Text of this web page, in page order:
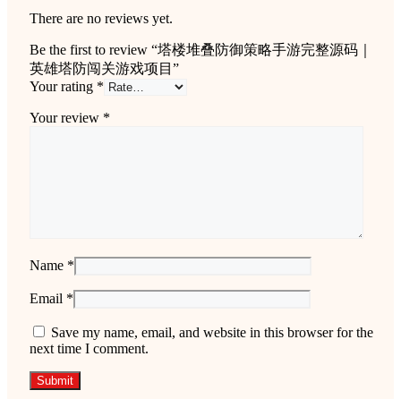
There are no reviews yet.
Be the first to review “塔楼堆叠防御策略手游完整源码｜
英雄塔防闯关游戏项目”
Your rating *
Your review *
Name *
Email *
Save my name, email, and website in this browser for the
next time I comment.